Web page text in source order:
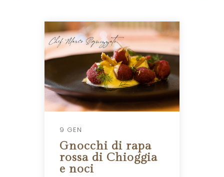
9 GEN
Gnocchi di rapa
rossa di Chioggia
e noci